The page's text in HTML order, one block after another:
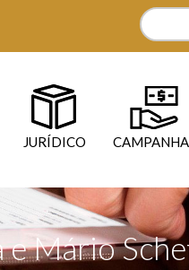
JURÍDICO
e Mário